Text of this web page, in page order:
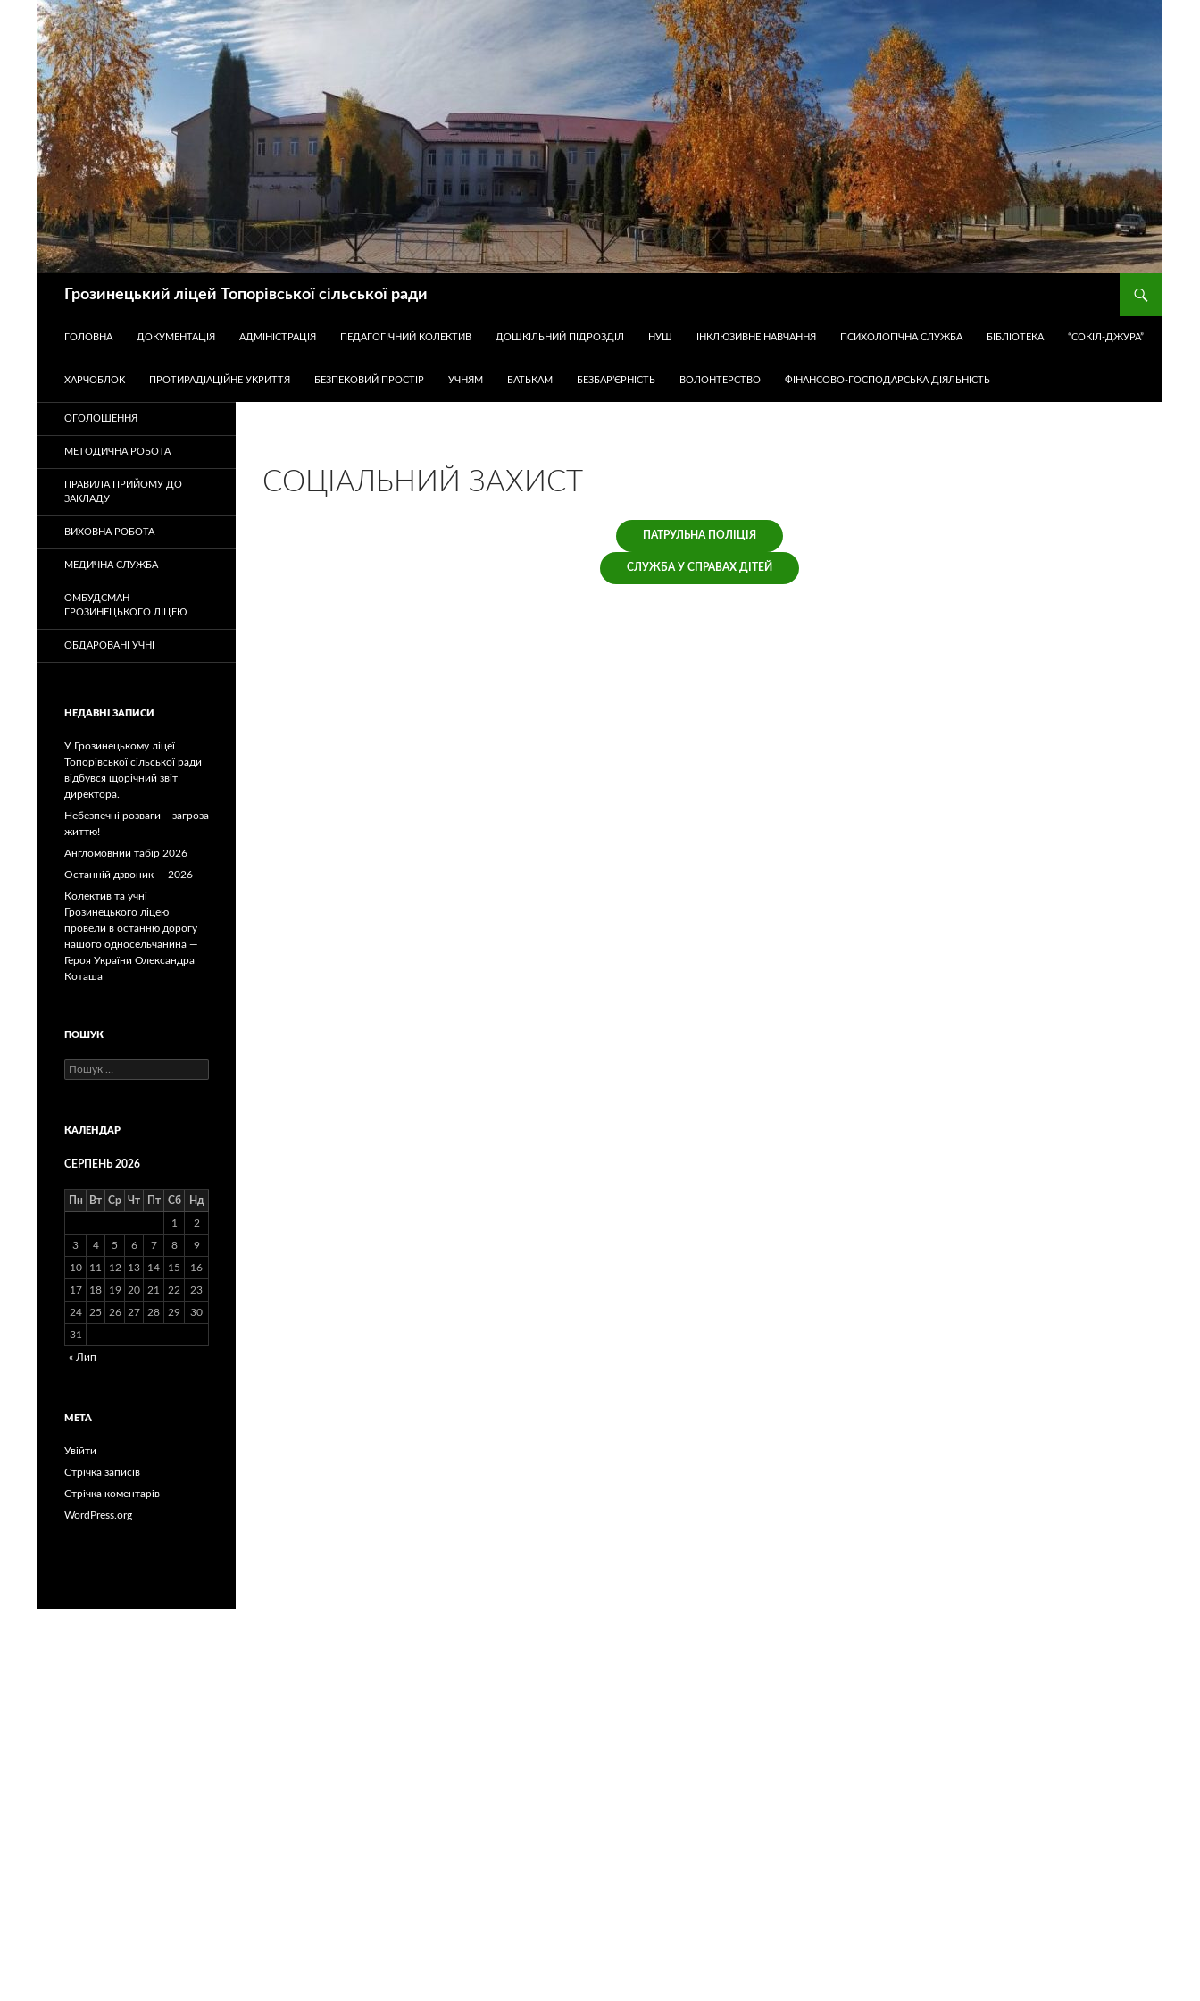
Грозинецький ліцей Топорівської сільської ради
ГОЛОВНА
ДОКУМЕНТАЦІЯ АДМІНІСТРАЦІЯ ПЕДАГОГІЧНИЙ КОЛЕКТИВ ДОШКІЛЬНИЙ ПІДРОЗДІЛ НУШ ІНКЛЮЗИВНЕ НАВЧАННЯ ПСИХОЛОГІЧНА СЛУЖБА БІБЛІОТЕКА “СОКІЛ-ДЖУРА”
ХАРЧОБЛОК ПРОТИРАДІАЦІЙНЕ УКРИТТЯ БЕЗПЕКОВИЙ ПРОСТІР УЧНЯМ БАТЬКАМ БЕЗБАР’ЄРНІСТЬ ВОЛОНТЕРСТВО ФІНАНСОВО-ГОСПОДАРСЬКА ДІЯЛЬНІСТЬ
СОЦІАЛЬНИЙ ЗАХИСТ
ПАТРУЛЬНА ПОЛІЦІЯ
СЛУЖБА У СПРАВАХ ДІТЕЙ
ОГОЛОШЕННЯ
МЕТОДИЧНА РОБОТА
ПРАВИЛА ПРИЙОМУ ДО
ЗАКЛАДУ
ВИХОВНА РОБОТА
МЕДИЧНА СЛУЖБА
ОМБУДСМАН
ГРОЗИНЕЦЬКОГО ЛІЦЕЮ
ОБДАРОВАНІ УЧНІ
НЕДАВНІ ЗАПИСИ
У Грозинецькому ліцеї
Топорівської сільської ради
відбувся щорічний звіт
директора.
Небезпечні розваги – загроза
життю!
Англомовний табір 2026
Останній дзвоник — 2026
Колектив та учні
Грозинецького ліцею
провели в останню дорогу
нашого односельчанина —
Героя України Олександра
Коташа
ПОШУК
Пошук:
КАЛЕНДАР
СЕРПЕНЬ 2026
Пн Вт Ср Чт Пт Сб Нд
1 2
3 4 5 6 7 8 9
10 11 12 13 14 15 16
17 18 19 20 21 22 23
24 25 26 27 28 29 30
31
« Лип
МЕТА
Увійти
Стрічка записів
Стрічка коментарів
WordPress.org